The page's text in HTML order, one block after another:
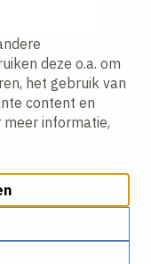
deze o.a. om
het gebruik van
content en
informatie,
policy